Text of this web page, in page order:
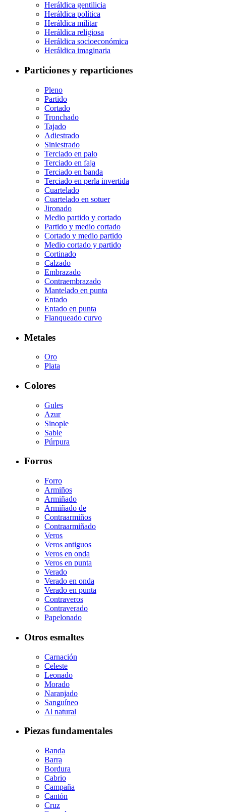
Heráldica gentilicia
Heráldica política
Heráldica militar
Heráldica religiosa
Heráldica socioeconómica
Heráldica imaginaria
Particiones y reparticiones
Pleno
Partido
Cortado
Tronchado
Tajado
Adiestrado
Siniestrado
Terciado en palo
Terciado en faja
Terciado en banda
Terciado en perla invertida
Cuartelado
Cuartelado en sotuer
Jironado
Medio partido y cortado
Partido y medio cortado
Cortado y medio partido
Medio cortado y partido
Cortinado
Calzado
Embrazado
Contraembrazado
Mantelado en punta
Entado
Entado en punta
Flanqueado curvo
Metales
Oro
Plata
Colores
Gules
Azur
Sinople
Sable
Púrpura
Forros
Forro
Armiños
Armiñado
Armiñado de
Contraarmiños
Contraarmiñado
Veros
Veros antiguos
Veros en onda
Veros en punta
Verado
Verado en onda
Verado en punta
Contraveros
Contraverado
Papelonado
Otros esmaltes
Carnación
Celeste
Leonado
Morado
Naranjado
Sanguíneo
Al natural
Piezas fundamentales
Banda
Barra
Bordura
Cabrio
Campaña
Cantón
Cruz